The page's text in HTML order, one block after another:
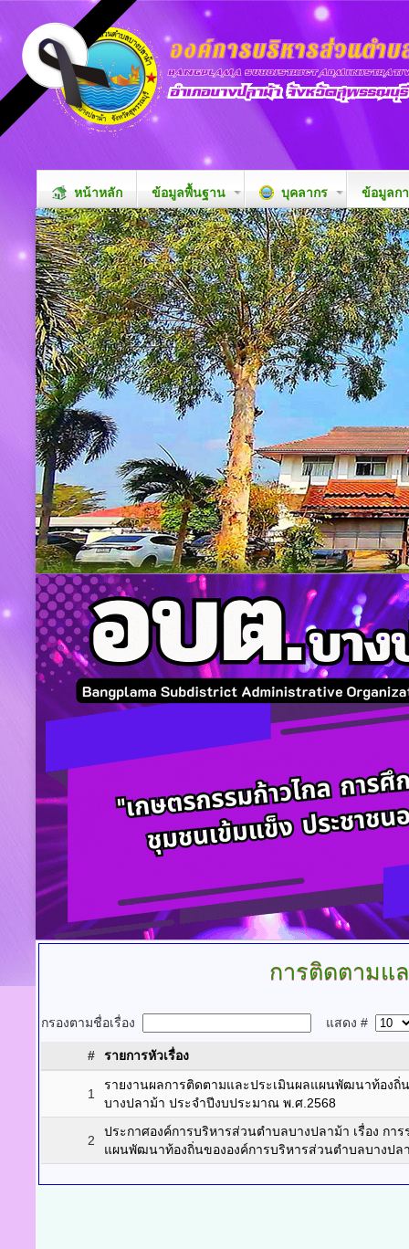
หน้าหลัก ข้อมูลพื้นฐาน บุคลากร ข้อมูลก
การติดตามแ
กรองตามชื่อเรื่อง แสดง #
# รายการหัวเรื่อง
1
รายงานผลการติดตามและประเมินผลแผนพัฒนาท้องถิ่
บางปลาม้า ประจำปีงบประมาณ พ.ศ.2568
2
ประกาศองค์การบริหารส่วนตำบลบางปลาม้า เรื่อง กา
แผนพัฒนาท้องถิ่นขององค์การบริหารส่วนตำบลบางปล